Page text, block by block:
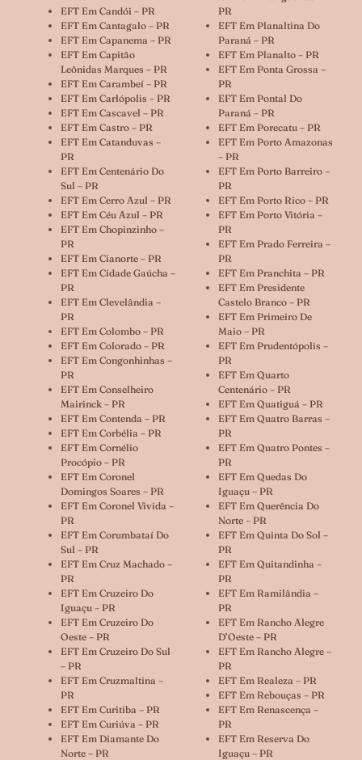
EFT Em Candói – PR
EFT Em Cantagalo – PR
EFT Em Capanema – PR
EFT Em Capitão
Leônidas Marques – PR
EFT Em Carambeí – PR
EFT Em Carlópolis – PR
EFT Em Cascavel – PR
EFT Em Castro – PR
EFT Em Catanduvas –
PR
EFT Em Centenário Do
Sul – PR
EFT Em Cerro Azul – PR
EFT Em Céu Azul – PR
EFT Em Chopinzinho –
PR
EFT Em Cianorte – PR
EFT Em Cidade Gaúcha –
PR
EFT Em Clevelândia –
PR
EFT Em Colombo – PR
EFT Em Colorado – PR
EFT Em Congonhinhas –
PR
EFT Em Conselheiro
Mairinck – PR
EFT Em Contenda – PR
EFT Em Corbélia – PR
EFT Em Cornélio
Procópio – PR
EFT Em Coronel
Domingos Soares – PR
EFT Em Coronel Vivida –
PR
EFT Em Corumbataí Do
Sul – PR
EFT Em Cruz Machado –
PR
EFT Em Cruzeiro Do
Iguaçu – PR
EFT Em Cruzeiro Do
Oeste – PR
EFT Em Cruzeiro Do Sul
– PR
EFT Em Cruzmaltina –
PR
EFT Em Curitiba – PR
EFT Em Curiúva – PR
EFT Em Diamante Do
Norte – PR
PR
EFT Em Planaltina Do
Paraná – PR
EFT Em Planalto – PR
EFT Em Ponta Grossa –
PR
EFT Em Pontal Do
Paraná – PR
EFT Em Porecatu – PR
EFT Em Porto Amazonas
– PR
EFT Em Porto Barreiro –
PR
EFT Em Porto Rico – PR
EFT Em Porto Vitória –
PR
EFT Em Prado Ferreira –
PR
EFT Em Pranchita – PR
EFT Em Presidente
Castelo Branco – PR
EFT Em Primeiro De
Maio – PR
EFT Em Prudentópolis –
PR
EFT Em Quarto
Centenário – PR
EFT Em Quatiguá – PR
EFT Em Quatro Barras –
PR
EFT Em Quatro Pontes –
PR
EFT Em Quedas Do
Iguaçu – PR
EFT Em Querência Do
Norte – PR
EFT Em Quinta Do Sol –
PR
EFT Em Quitandinha –
PR
EFT Em Ramilândia –
PR
EFT Em Rancho Alegre
D’Oeste – PR
EFT Em Rancho Alegre –
PR
EFT Em Realeza – PR
EFT Em Rebouças – PR
EFT Em Renascença –
PR
EFT Em Reserva Do
Iguaçu – PR